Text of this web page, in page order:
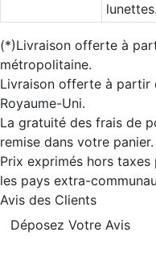
(*)Livraison offerte à
métropolitaine.
Livraison offerte à partir
Royaume-Uni.
La gratuité des frais de
remise dans votre panier.
Prix exprimés hors taxes
les pays extra-
Avis des Clients
Déposez Votre Avis